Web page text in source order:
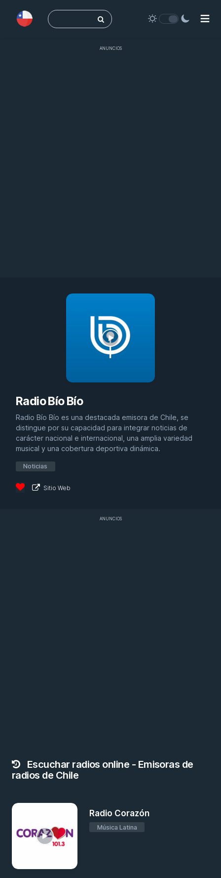
Buscar:
ANUNCIOS
Radio Bío Bío
Radio Bío Bío es una destacada emisora de Chile, se
distingue por su capacidad para integrar noticias de
carácter nacional e internacional, una amplia variedad
musical y una cobertura deportiva dinámica.
Noticias
Sitio Web
ANUNCIOS
Escuchar radios online - Emisoras de
radios de Chile
Radio Corazón
Música Latina